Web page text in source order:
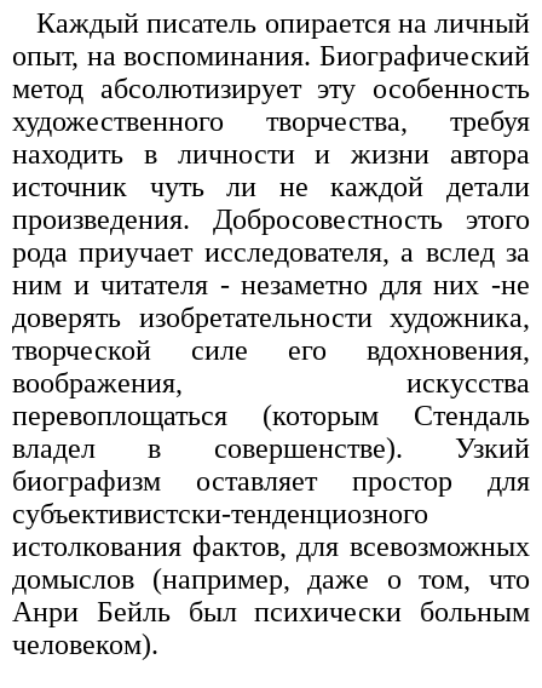
Каждый писатель опирается на личный
опыт, на воспоминания. Биографический
метод абсолютизирует эту особенность
художественного творчества, требуя
находить в личности и жизни автора
источник чуть ли не каждой детали
произведения. Добросовестность этого
рода приучает исследователя, а вслед за
ним и читателя - незаметно для них -не
доверять изобретательности художника,
творческой силе его вдохновения,
воображения, искусства
перевоплощаться (которым Стендаль
владел в совершенстве). Узкий
биографизм оставляет простор для
субъективистски-тенденциозного
истолкования фактов, для всевозможных
домыслов (например, даже о том, что
Анри Бейль был психически больным
человеком).